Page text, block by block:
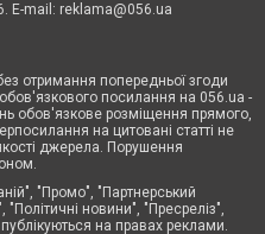
E-mail: reklama@056.ua
отримання попередньої згоди
посилання на 056.ua -
обов'язкове розміщення прямого,
на цитовані статті не
джерела. Порушення
"Промо", "Партнерський
новини", "Пресреліз",
на правах реклами.